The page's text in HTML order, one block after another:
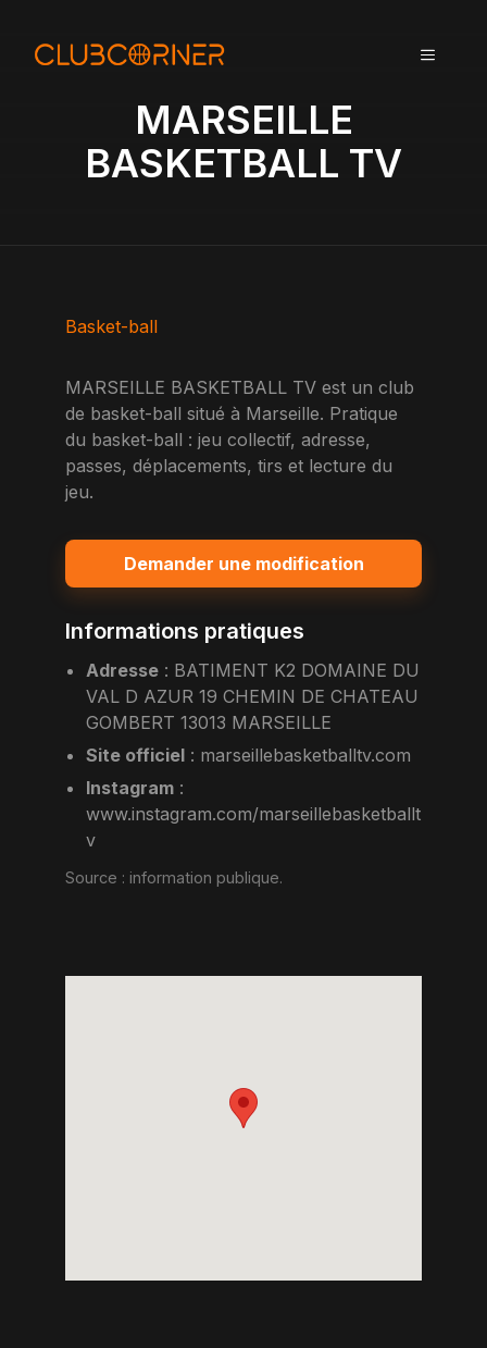
MENU
MARSEILLE
BASKETBALL TV
Basket-ball
MARSEILLE BASKETBALL TV est un club
de basket-ball situé à Marseille. Pratique
du basket-ball : jeu collectif, adresse,
passes, déplacements, tirs et lecture du
jeu.
Demander une modification
Informations pratiques
Adresse : BATIMENT K2 DOMAINE DU
VAL D AZUR 19 CHEMIN DE CHATEAU
GOMBERT 13013 MARSEILLE
Site officiel : marseillebasketballtv.com
Instagram :
www.instagram.com/marseillebasketballt
v
Source : information publique.